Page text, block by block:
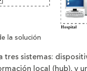
la solución
sistemas:
local (hub), y